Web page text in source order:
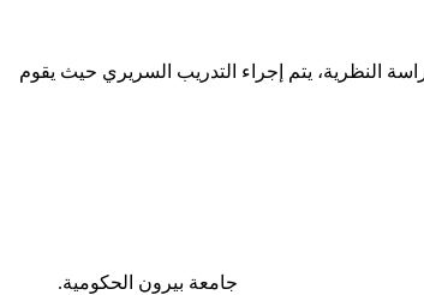
الدراسة النظرية، يتم إجراء التدريب السريري حيث يقوم
جامعة بيرون الحكومية.